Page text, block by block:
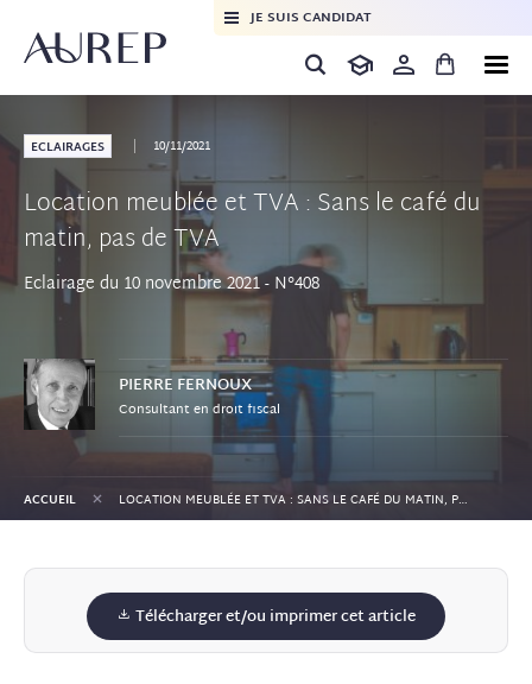
JE SUIS CANDIDAT
ECLAIRAGES 10/11/2021
Location meublée et TVA : Sans le café du
matin, pas de TVA
Eclairage du 10 novembre 2021 - N°408
PIERRE FERNOUX
Consultant en droit fiscal
ACCUEIL + LOCATION MEUBLÉE ET TVA : SANS LE CAFÉ DU MATIN, PAS DE TVA
Télécharger et/ou imprimer cet article